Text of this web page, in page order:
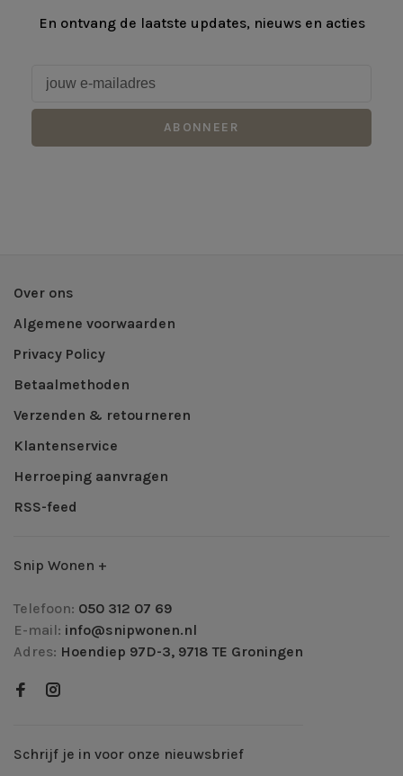
En ontvang de laatste updates, nieuws en acties
ABONNEER
Over ons
Algemene voorwaarden
Privacy Policy
Betaalmethoden
Verzenden & retourneren
Klantenservice
Herroeping aanvragen
RSS-feed
Snip Wonen +
Telefoon: 050 312 07 69
E-mail: info@snipwonen.nl
Adres: Hoendiep 97D-3, 9718 TE Groningen
Schrijf je in voor onze nieuwsbrief